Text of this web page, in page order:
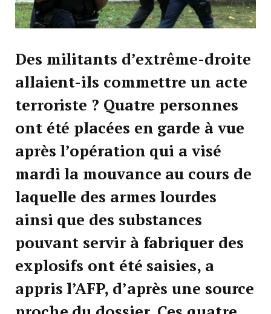
Des militants d’extrême-droite
allaient-ils commettre un acte
terroriste ? Quatre personnes
ont été placées en garde à vue
après l’opération qui a visé
mardi la mouvance au cours de
laquelle des armes lourdes
ainsi que des substances
pouvant servir à fabriquer des
explosifs ont été saisies, a
appris l’AFP, d’après une source